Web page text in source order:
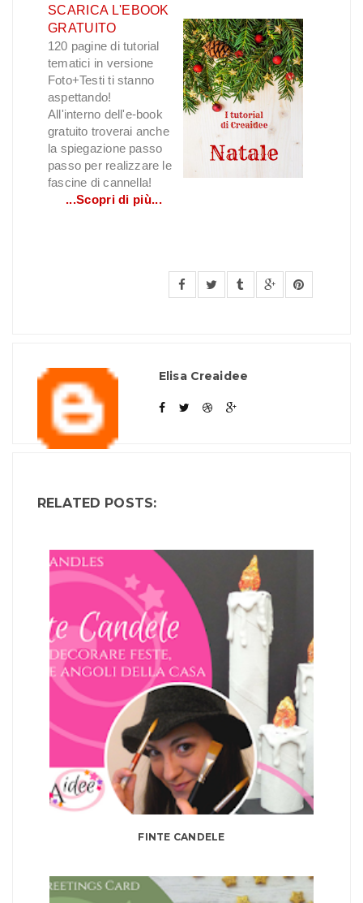
SCARICA L'EBOOK
GRATUITO
120 pagine di tutorial
tematici in versione
Foto+Testi ti stanno
aspettando!
All'interno dell'e-book
gratuito troverai anche
la spiegazione passo
passo per realizzare le
fascine di cannella!
...Scopri di più...
Elisa Creaidee
RELATED POSTS:
FINTE CANDELE